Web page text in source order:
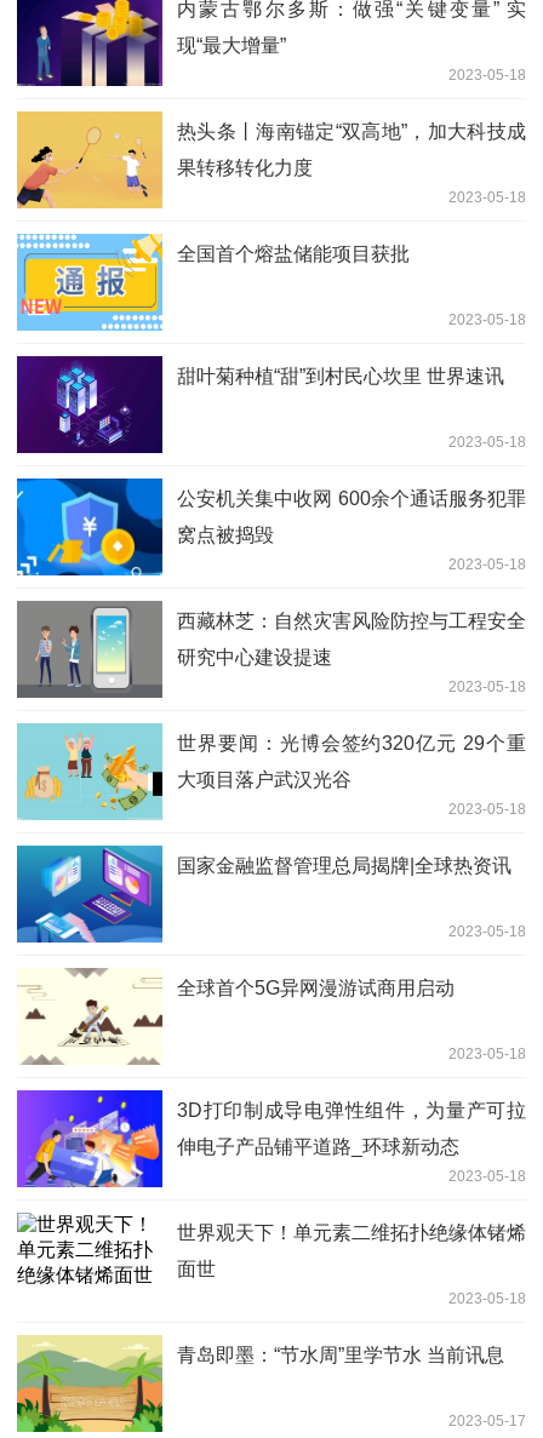
内蒙古鄂尔多斯：做强“关键变量” 实
现“最大增量”
2023-05-18
热头条丨海南锚定“双高地”，加大科技成
果转移转化力度
2023-05-18
全国首个熔盐储能项目获批
2023-05-18
甜叶菊种植“甜”到村民心坎里 世界速讯
2023-05-18
公安机关集中收网 600余个通话服务犯罪
窝点被捣毁
2023-05-18
西藏林芝：自然灾害风险防控与工程安全
研究中心建设提速
2023-05-18
世界要闻：光博会签约320亿元 29个重
大项目落户武汉光谷
2023-05-18
国家金融监督管理总局揭牌|全球热资讯
2023-05-18
全球首个5G异网漫游试商用启动
2023-05-18
3D打印制成导电弹性组件，为量产可拉
伸电子产品铺平道路_环球新动态
2023-05-18
世界观天下！单元素二维拓扑绝缘体锗烯
面世
2023-05-18
青岛即墨：“节水周”里学节水 当前讯息
2023-05-17